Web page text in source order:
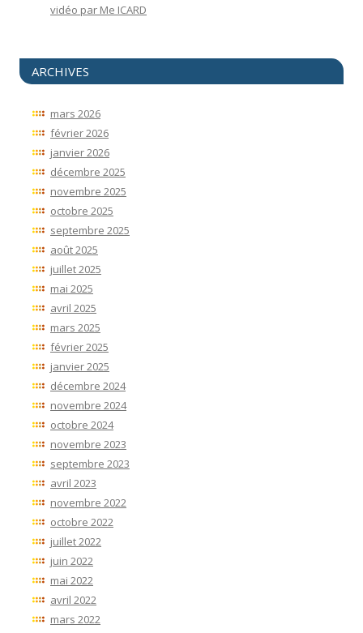
vidéo par Me ICARD
ARCHIVES
mars 2026
février 2026
janvier 2026
décembre 2025
novembre 2025
octobre 2025
septembre 2025
août 2025
juillet 2025
mai 2025
avril 2025
mars 2025
février 2025
janvier 2025
décembre 2024
novembre 2024
octobre 2024
novembre 2023
septembre 2023
avril 2023
novembre 2022
octobre 2022
juillet 2022
juin 2022
mai 2022
avril 2022
mars 2022